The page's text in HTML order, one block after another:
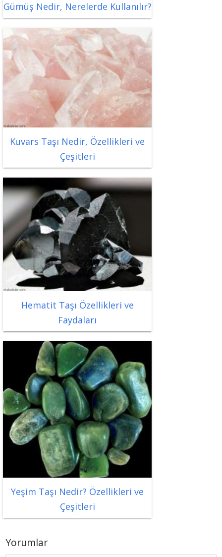
Gümüş Nedir, Nerelerde Kullanılır?
Kuvars Taşı Nedir, Özellikleri ve
Çeşitleri
Hematit Taşı Özellikleri ve
Faydaları
Yeşim Taşı Nedir? Özellikleri ve
Çeşitleri
Yorumlar